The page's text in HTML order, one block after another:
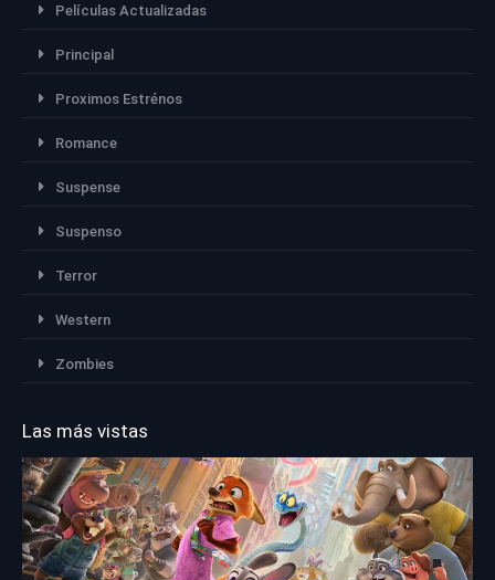
Películas Actualizadas
Principal
Proximos Estrénos
Romance
Suspense
Suspenso
Terror
Western
Zombies
Las más vistas